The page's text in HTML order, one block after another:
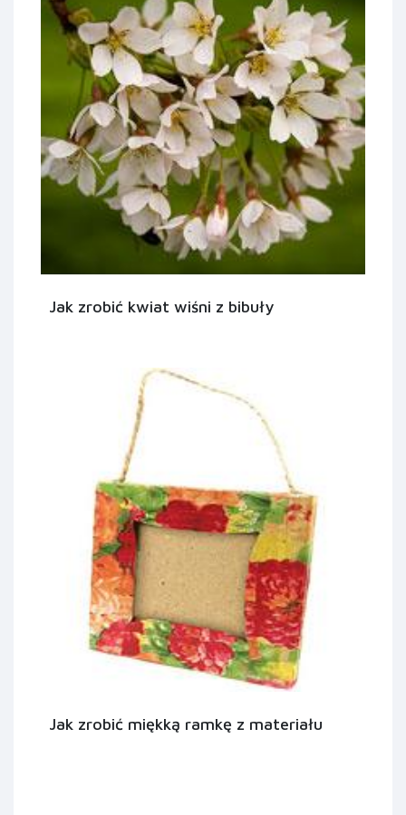
Jak zrobić kwiat wiśni z bibuły
Jak zrobić miękką ramkę z materiału